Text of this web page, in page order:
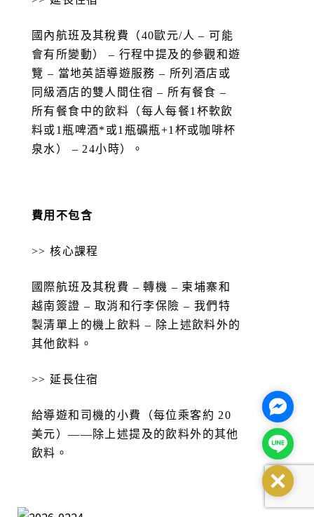
國內航班及其稅費（40歐元/人 – 可能
會有所變動） – 行程中提及的參觀和遊
覽 – 當地英語導遊服務 – 所列酒店或
同級酒店的雙人間住宿 – 所有餐食 –
所有餐食中的飲料（每人每餐1杯軟飲
料或1瓶啤酒*或1瓶礦瓶+1杯或咖啡杯
泉水） – 24小時）。
費用不包含
>> 核心課程
國際航班及其稅費 – 轉機 – 柬埔寨和
越南簽證 – 取消和行李保險 – 我們特
製清單上的機上飲料 – 除上述飲料外的
其他飲料。
>> 延長住宿
給導遊和司機的小費（每位乘客約 20
美元）——除上述提及的飲料外的其他
飲料。
Line@
Close